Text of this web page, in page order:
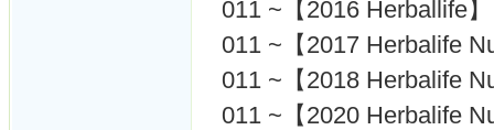
011 ~【2016 Herballife】
011 ~【2017 Herbalife
011 ~【2018 Herbalife
011 ~【2020 Herbalife